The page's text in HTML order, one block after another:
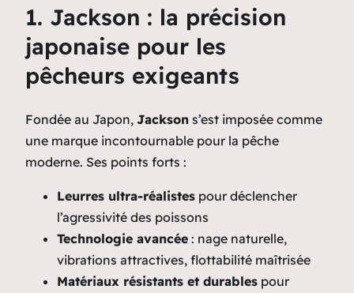
1. Jackson : la précision
japonaise pour les
pêcheurs exigeants
Fondée au Japon, Jackson s’est imposée comme
une marque incontournable pour la pêche
moderne. Ses points forts :
Leurres ultra-réalistes pour déclencher
l’agressivité des poissons
Technologie avancée : nage naturelle,
vibrations attractives, flottabilité maîtrisée
Matériaux résistants et durables pour